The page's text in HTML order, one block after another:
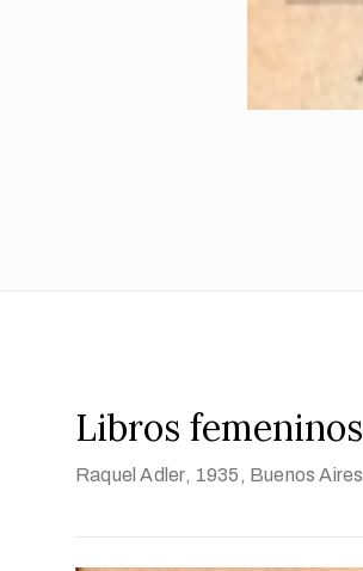
Libros femeninos
Raquel Adler, 1935 , Buenos Aires